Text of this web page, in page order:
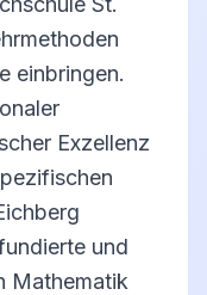
einbringen.
Exzellenz
und
Mathematik